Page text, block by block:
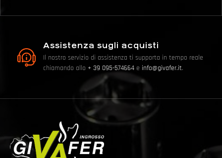
Assistenza sugli acquisti
Il nostro servizio di assistenza ti supporta in tempo reale
chiamando allo + 39 095-574664 e info@givafer.it.